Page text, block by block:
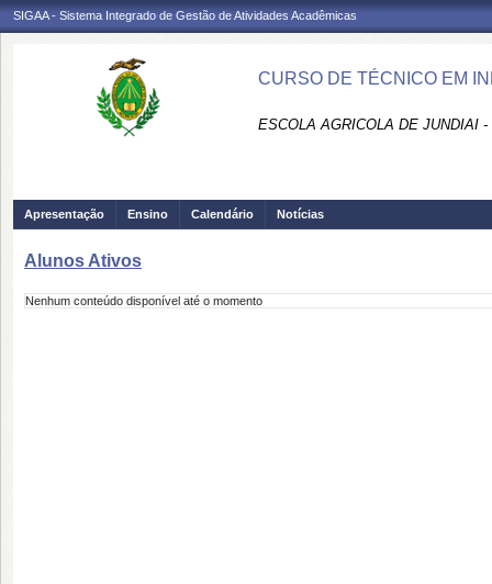
SIGAA - Sistema Integrado de Gestão de Atividades Acadêmicas
CURSO DE TÉCNICO EM
ESCOLA AGRICOLA DE JUNDIAI
Apresentação Ensino Calendário Notícias
Alunos Ativos
Nenhum conteúdo disponível até o momento